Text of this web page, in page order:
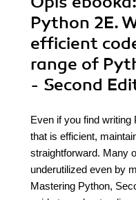
Python 2E.
efficient
range of
- Second
Even if you find
that is efficient,
straightforward. Many
underutilized even by
Mastering Python,